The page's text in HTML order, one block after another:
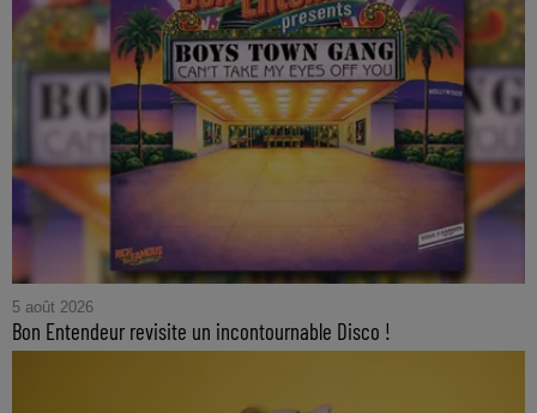
5 août 2026
Bon Entendeur revisite un incontournable Disco !